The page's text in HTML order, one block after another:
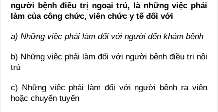
người bệnh điều trị ngoại trú, là những việc phải
làm của công chức, viên chức y tế đối với
a) Những việc phải làm đối với người đến khám bệnh
b) Những việc phải làm đối với người bệnh điều trị nội
trú
c) Những việc phải làm đối với người bệnh ra viện
hoặc chuyển tuyến